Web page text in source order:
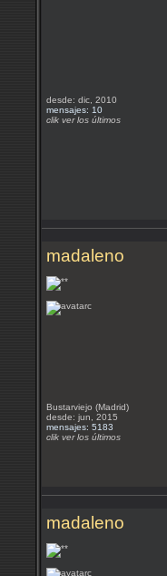
desde: dic, 2010
mensajes: 10
clik ver los últimos
madaleno
Bustarviejo (Madrid)
desde: jun, 2015
mensajes: 5183
clik ver los últimos
madaleno